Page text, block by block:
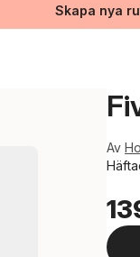
Skapa nya
Av